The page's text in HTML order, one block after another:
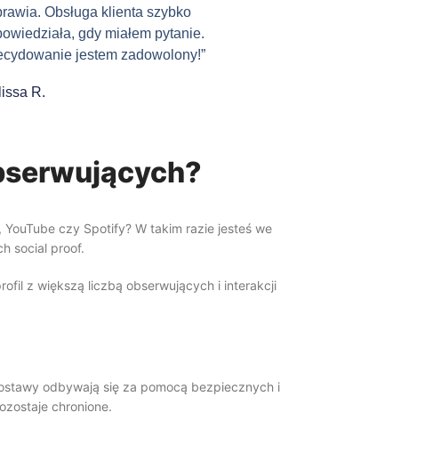
Obsługa klienta szybko
gdy miałem pytanie.
jestem zadowolony!”
R.
czy Spotify? W takim razie jesteś we
social proof.
z większą liczbą obserwujących i interakcji
odbywają się za pomocą bezpiecznych i
chronione.